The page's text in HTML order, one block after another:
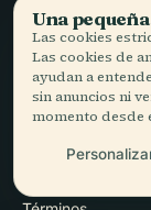
Proceso editorial
Misión
LEGAL
Una
Las cookies
Las cookies de
ayudan a
sin anuncios ni
momento desde